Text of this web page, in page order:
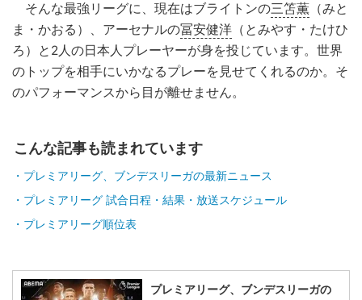
そんな最強リーグに、現在はブライトンの三笘薫 （みと
ま・かおる）、アーセナルの冨安健洋 （とみやす・たけひ
ろ）と2人の日本人プレーヤーが身を投じています。世界
のトップを相手にいかなるプレーを見せてくれるのか。そ
のパフォーマンスから目が離せません。
こんな記事も読まれています
プレミアリーグ、ブンデスリーガの最新ニュース
プレミアリーグ 試合日程・結果・放送スケジュール
プレミアリーグ順位表
プレミアリーグ、ブンデスリーガの